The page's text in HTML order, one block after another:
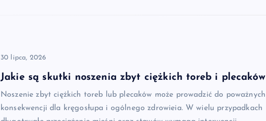
30 lipca, 2026
Jakie są skutki noszenia zbyt ciężkich toreb i plecaków
Noszenie zbyt ciężkich toreb lub plecaków może prowadzić do poważnych
konsekwencji dla kręgosłupa i ogólnego zdrowieia. W wielu przypadkach